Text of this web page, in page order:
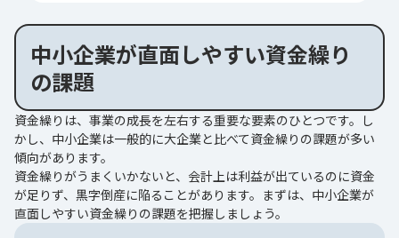
中小企業が直面しやすい資金繰り
の課題
資金繰りは、事業の成長を左右する重要な要素のひとつです。し
かし、中小企業は一般的に大企業と比べて資金繰りの課題が多い
傾向があります。
資金繰りがうまくいかないと、会計上は利益が出ているのに資金
が足りず、黒字倒産に陥ることがあります。まずは、中小企業が
直面しやすい資金繰りの課題を把握しましょう。